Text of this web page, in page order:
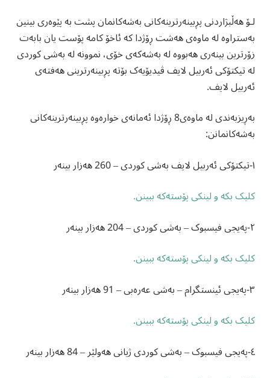
لۆ هەڵبژاردنی پڕبینەرترینەکانی بەشەکانمان پشت بە پێوەری بینین
بەستراوە لە ماوەی هەشت ڕۆژدا کە ئاخۆ کامە پۆست یان بابەت
زۆرترین بینەری هەبووە لە بەشەکەی خۆی، نموونە لە بەشی کوردی
لە تیکتۆکی ئەربیل لایف ڤیدیۆیەک بۆتە پڕبینەرترینی هەفتەی
ئەربیل لایف.
بەڕیزبەندی لە ماوەی8 ڕۆژدا ئەمانەی خوارەوە پڕبینەرترینەکانی
بەشەکانمانن:
١-تیکتۆکی ئەربیل لایف بەشی کوردی – 260 هەزار بینەر
کلیک بکە و لینکی پۆستەکە ببینن.
٢-پەیجی فیسبوک – بەشی کوردی – 204 هەزار بینەر
کلیک بکە و لینکی پۆستەکە ببینن.
٣-پەیجی ئینستگرام – بەشی عەرەبی – 91 هەزار بینەر
کلیک بکە و لینکی پۆستەکە ببینن.
٤-پەیجی فیسبوک – بەشی کوردی ژیانی هەولێر – 84 هەزار بینەر